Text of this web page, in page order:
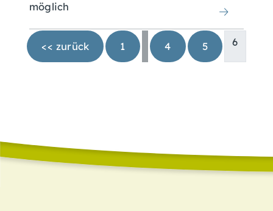
möglich
<< zurück 1 4 5 6